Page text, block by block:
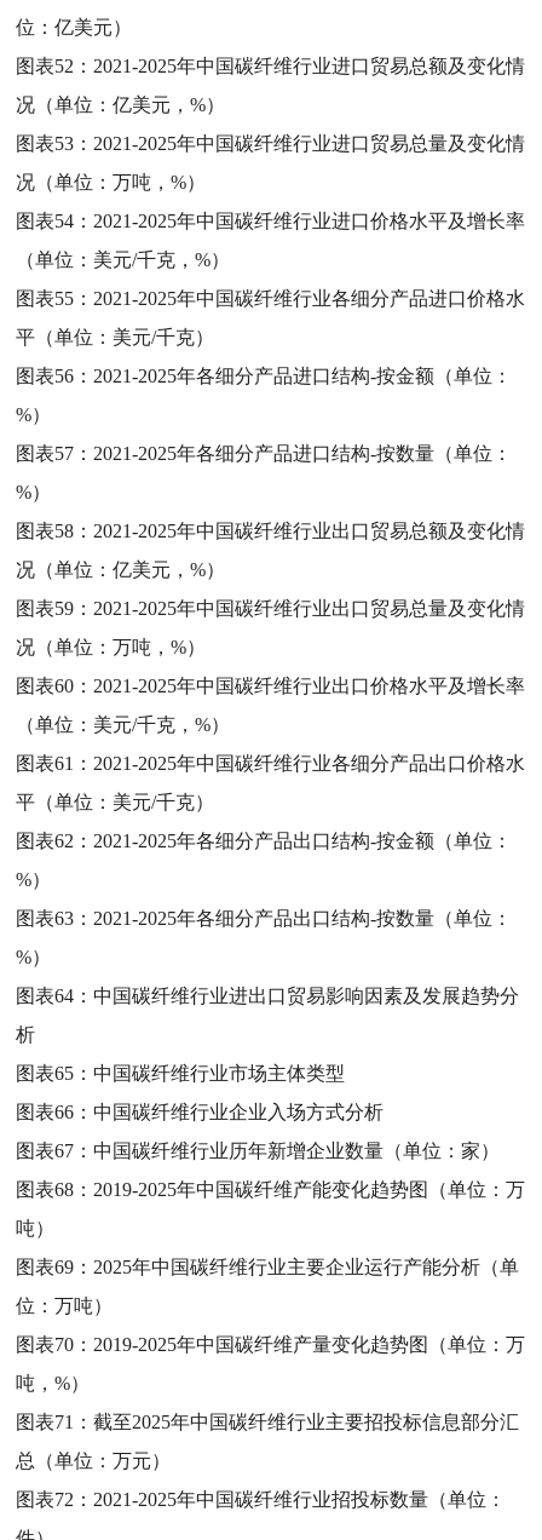
位：亿美元）
图表52： 2021-2025年中国碳纤维行业进口贸易总额及变化情
况（单位：亿美元，%）
图表53： 2021-2025年中国碳纤维行业进口贸易总量及变化情
况（单位：万吨，%）
图表54： 2021-2025年中国碳纤维行业进口价格水平及增长率
（单位：美元/千克，%）
图表55： 2021-2025年中国碳纤维行业各细分产品进口价格水
平（单位：美元/千克）
图表56： 2021-2025年各细分产品进口结构-按金额（单位：
%）
图表57： 2021-2025年各细分产品进口结构-按数量（单位：
%）
图表58： 2021-2025年中国碳纤维行业出口贸易总额及变化情
况（单位：亿美元，%）
图表59： 2021-2025年中国碳纤维行业出口贸易总量及变化情
况（单位：万吨，%）
图表60： 2021-2025年中国碳纤维行业出口价格水平及增长率
（单位：美元/千克，%）
图表61： 2021-2025年中国碳纤维行业各细分产品出口价格水
平（单位：美元/千克）
图表62： 2021-2025年各细分产品出口结构-按金额（单位：
%）
图表63： 2021-2025年各细分产品出口结构-按数量（单位：
%）
图表64：中国碳纤维行业进出口贸易影响因素及发展趋势分
析
图表65：中国碳纤维行业市场主体类型
图表66：中国碳纤维行业企业入场方式分析
图表67：中国碳纤维行业历年新增企业数量（单位：家）
图表68： 2019-2025年中国碳纤维产能变化趋势图（单位：万
吨）
图表69： 2025年中国碳纤维行业主要企业运行产能分析（单
位：万吨）
图表70： 2019-2025年中国碳纤维产量变化趋势图（单位：万
吨，%）
图表71：截至2025年中国碳纤维行业主要招投标信息部分汇
总（单位：万元）
图表72： 2021-2025年中国碳纤维行业招投标数量（单位：